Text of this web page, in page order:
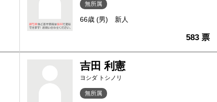
無所属
66歳 (男) 新人
583 票
吉田 利憲
ヨシダ トシノリ
無所属